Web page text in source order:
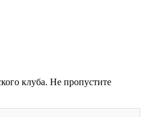
клуба. Не пропустите